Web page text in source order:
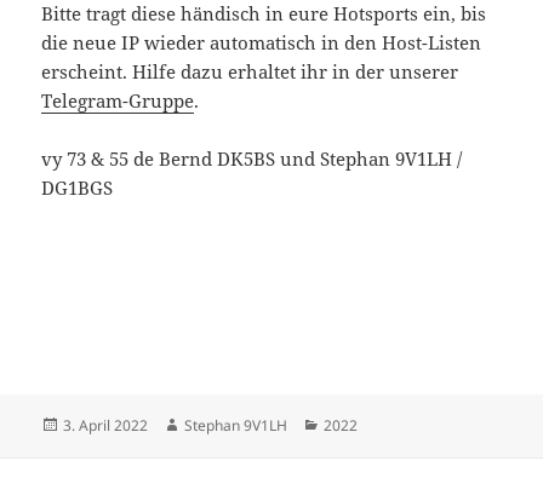
Bitte tragt diese händisch in eure Hotsports ein, bis
die neue IP wieder automatisch in den Host-Listen
erscheint. Hilfe dazu erhaltet ihr in der unserer
Telegram-Gruppe.
vy 73 & 55 de Bernd DK5BS und Stephan 9V1LH /
DG1BGS
Veröffentlicht
3. April 2022 Autor
Stephan 9V1LH Kategorien
2022